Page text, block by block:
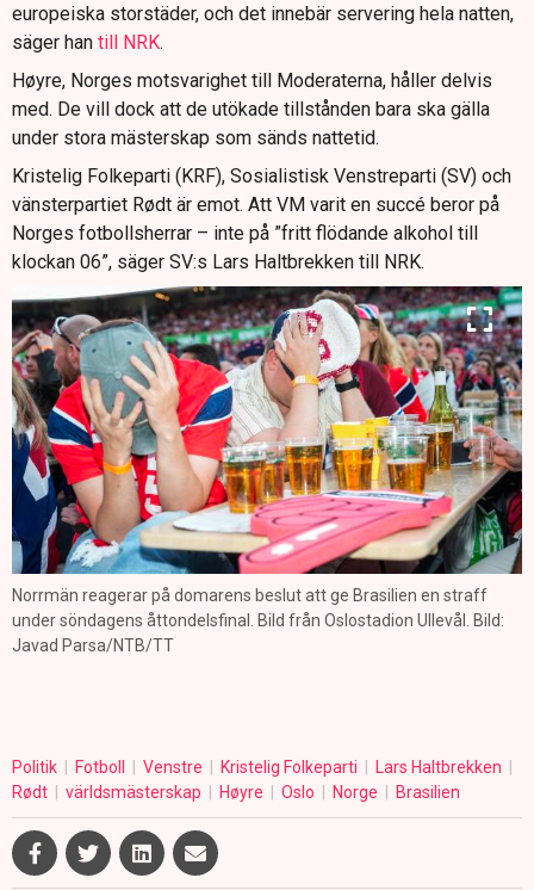
europeiska storstäder, och det innebär servering hela natten,
säger han till NRK.
Høyre, Norges motsvarighet till Moderaterna, håller delvis
med. De vill dock att de utökade tillstånden bara ska gälla
under stora mästerskap som sänds nattetid.
Kristelig Folkeparti (KRF), Sosialistisk Venstreparti (SV) och
vänsterpartiet Rødt är emot. Att VM varit en succé beror på
Norges fotbollsherrar – inte på ”fritt flödande alkohol till
klockan 06”, säger SV:s Lars Haltbrekken till NRK.
Norrmän reagerar på domarens beslut att ge Brasilien en straff
under söndagens åttondelsfinal. Bild från Oslostadion Ullevål. Bild:
Javad Parsa/NTB/TT
Politik Fotboll Venstre Kristelig Folkeparti
Lars Haltbrekken
Rødt
världsmästerskap Høyre Oslo Norge Brasilien